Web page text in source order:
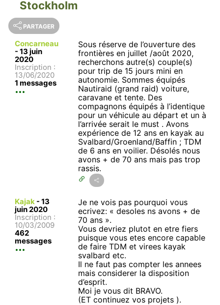
Stockholm
PARTAGER
Concarneau
- 13 juin
2020
Inscription :
13/06/2020
1 messages
Sous réserve de l’ouverture des
frontières en juillet /août 2020,
recherchons autre(s) couple(s)
pour trip de 15 jours mini en
autonomie. Sommes équipés
Nautiraid (grand raid) voiture,
caravane et tente. Des
compagnons équipés à l’identique
pour un véhicule au départ et un à
l’arrivée serait le must . Avons
expérience de 12 ans en kayak au
Svalbard/Groenland/Baffin ; TDM
de 6 ans en voilier. Désolés nous
avons + de 70 ans mais pas trop
rassis.
Kajak - 13
juin 2020
Inscription :
10/03/2009
462
messages
Je ne vois pas pourquoi vous
ecrivez: « desoles ns avons + de
70 ans ».
Vous devriez plutot en etre fiers
puisque vous etes encore capable
de faire TDM et virees kayak
svalbard etc.
Il ne faut pas compter les annees
mais considerer la disposition
d’esprit.
Moi je vous dit BRAVO.
(ET continuez vos projets ).